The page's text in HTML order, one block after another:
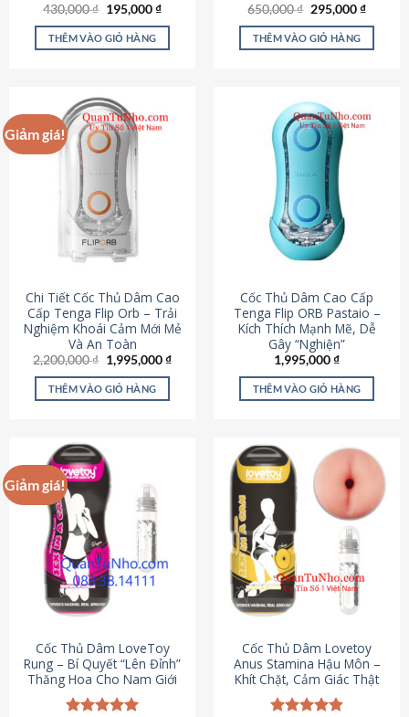
Được xếp
hạng4.78
5 sao
430,000₫ Giá
là:
430,000 ₫.
195,000₫Giá
tại
THÊM VÀO GIỎ HÀNG
Được xếp
hạng4.69
5 sao
650,000₫ Giá
là:
650,000 ₫.
295,000₫Giá
tại
THÊM VÀO GIỎ HÀNG
Giảm giá!
Chi Tiết Cốc Thủ Dâm Cao
Cấp Tenga Flip Orb – Trải
Nghiệm Khoái Cảm Mới Mẻ
Và An Toàn
2,200,000₫ Giá
gốc
là:
2,200,000 ₫.
1,995,000₫Giá
THÊM VÀO GIỎ HÀNG
Cốc Thủ Dâm Cao Cấp
Tenga Flip ORB Pastaio –
Kích Thích Mạnh Mẽ, Dễ
Gây “Nghiện”
1,995,000₫
THÊM VÀO GIỎ HÀNG
Giảm giá!
Cốc Thủ Dâm LoveToy
Rung – Bí Quyết “Lên Đỉnh”
Thăng Hoa Cho Nam Giới
Cốc Thủ Dâm Lovetoy
Anus Stamina Hậu Môn –
Khít Chặt, Cảm Giác Thật